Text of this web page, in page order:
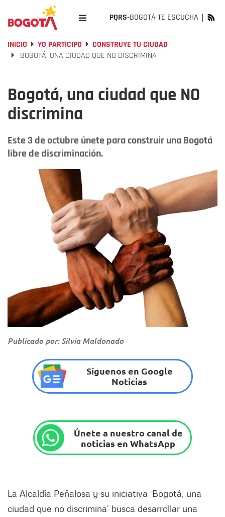
PQRS-BOGOTÁ TE ESCUCHA
INICIO YO PARTICIPO
CONSTRUYE TU CIUDAD
BOGOTÁ, UNA CIUDAD QUE NO DISCRIMINA
Bogotá, una ciudad que NO
discrimina
Este 3 de octubre únete para construir una Bogotá
libre de discriminación.
Publicado por: Silvia Maldonado
Síguenos en Google
Noticias
Únete a nuestro canal de
noticias en WhatsApp
La Alcaldía Peñalosa y su iniciativa ‘Bogotá, una
ciudad que no discrimina’ busca desarrollar una